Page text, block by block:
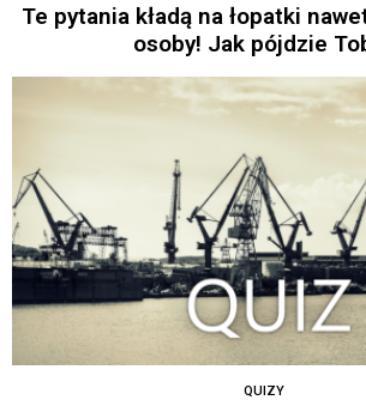
Te pytania kładą na łopatki
osoby! Jak pójdzie
QUIZY